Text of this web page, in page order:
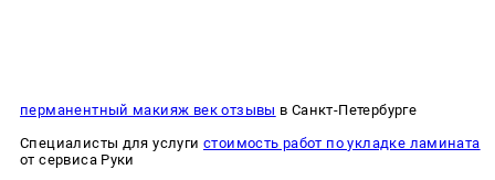
перманентный макияж век отзывы в Санкт-Петербурге
Специалисты для услуги стоимость работ по укладке ламината
от сервиса Руки